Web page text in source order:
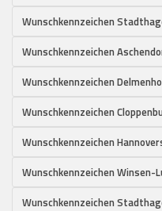
Wunschkennzeichen
Wunschkennzeichen
Wunschkennzeichen
Wunschkennzeichen
Wunschkennzeichen
Wunschkennzeichen Winsen-
Wunschkennzeichen